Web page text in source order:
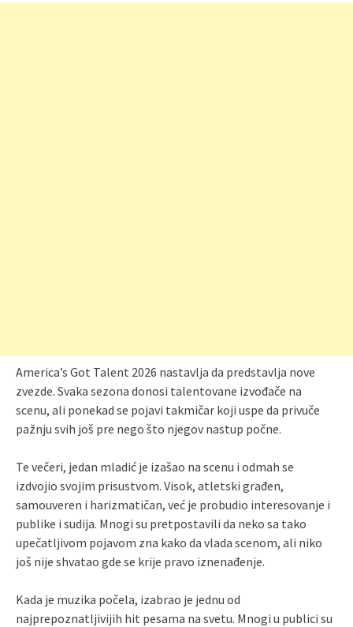
America’s Got Talent 2026 nastavlja da predstavlja nove
zvezde. Svaka sezona donosi talentovane izvođače na
scenu, ali ponekad se pojavi takmičar koji uspe da privuče
pažnju svih još pre nego što njegov nastup počne.
Te večeri, jedan mladić je izašao na scenu i odmah se
izdvojio svojim prisustvom. Visok, atletski građen,
samouveren i harizmatičan, već je probudio interesovanje i
publike i sudija. Mnogi su pretpostavili da neko sa tako
upečatljivom pojavom zna kako da vlada scenom, ali niko
još nije shvatao gde se krije pravo iznenađenje.
Kada je muzika počela, izabrao je jednu od
najprepoznatljivijih hit pesama na svetu. Mnogi u publici su